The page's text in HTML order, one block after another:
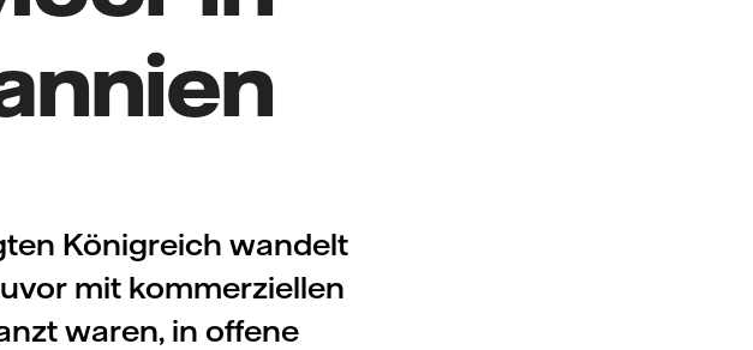
Königreich wandelt
mit kommerziellen
waren, in offene